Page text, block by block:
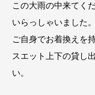
この大雨の中来てく
いらっしゃいました。
ご自身でお着換えを
スエット上下の貸し
い。